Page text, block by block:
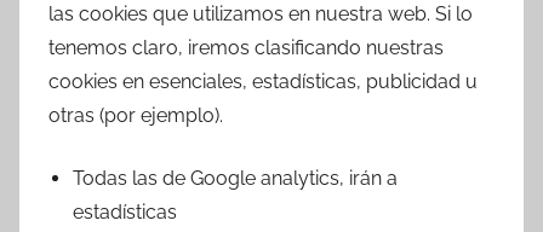
las cookies que utilizamos en nuestra web. Si lo
tenemos claro, iremos clasificando nuestras
cookies en esenciales, estadísticas, publicidad u
otras (por ejemplo).
Todas las de Google analytics, irán a
estadísticas